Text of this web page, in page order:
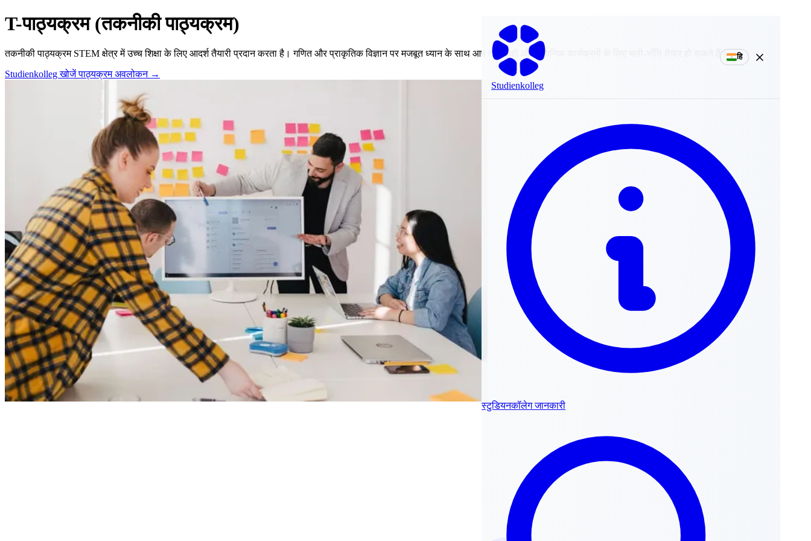
Studienkolleg
हि
स्टुडियनकॉलेग जानकारी
T-पाठ्यक्रम (तकनीकी पाठ्यक्रम)
तकनीकी पाठ्यक्रम STEM क्षेत्र में उच्च शिक्षा के लिए आदर्श तैयारी प्रदान करता है। गणित और प्राकृतिक विज्ञान पर मजबूत ध्यान के साथ आप तकनीकी और वैज्ञानिक कार्यक्रमों के लिए भली-भाँति तैयार हो सकते हैं।
Studienkolleg खोजेंपाठ्यक्रम अवलोकन →